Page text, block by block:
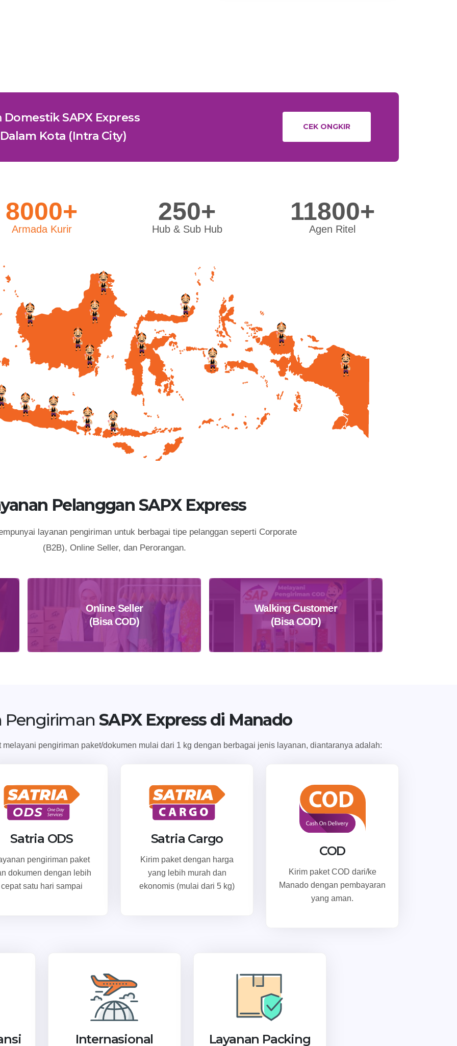
SAPX Express
Kota (Intra City)
CEK ONGKIR
8000+
Armada Kurir
250+
Hub & Sub Hub
11800+
Agen Ritel
Pelanggan SAPX Express
layanan pengiriman untuk berbagai tipe pelanggan seperti Corporate
(B2B), Online Seller, dan Perorangan.
Online Seller
(Bisa COD)
Walking Customer
(Bisa COD)
Pengiriman SAPX Express di Manado
pengiriman paket/dokumen mulai dari 1 kg dengan berbagai jenis layanan, diantaranya adalah:
Satria ODS
pengiriman paket
dokumen dengan lebih
cepat satu hari sampai
Satria Cargo
Kirim paket dengan harga
yang lebih murah dan
ekonomis (mulai dari 5 kg)
COD
Kirim paket COD dari/ke
Manado dengan pembayaran
yang aman.
Internasional Layanan Packing